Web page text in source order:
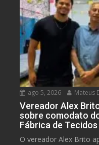
ago 5, 2026 Mateus
Vereador Alex
sobre comodato
Fábrica de Tecidos
O vereador Alex Brito